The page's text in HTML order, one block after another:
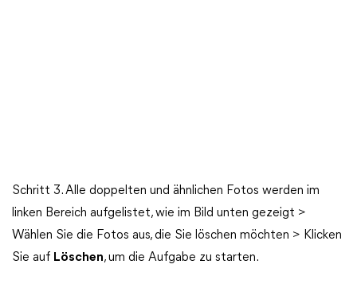
Schritt 3. Alle doppelten und ähnlichen Fotos werden im
linken Bereich aufgelistet, wie im Bild unten gezeigt >
Wählen Sie die Fotos aus, die Sie löschen möchten > Klicken
Sie auf Löschen, um die Aufgabe zu starten.